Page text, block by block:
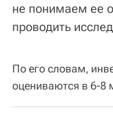
не понимаем ее
проводить
По его словам,
оцениваются в 6-8